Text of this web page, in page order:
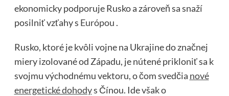
ekonomicky podporuje Rusko a zároveň sa snaží
posilniť vzťahy s Európou .
Rusko, ktoré je kvôli vojne na Ukrajine do značnej
miery izolované od Západu, je nútené prikloniť sa k
svojmu východnému vektoru, o čom svedčia nové
energetické dohodys Čínou. Ide však o